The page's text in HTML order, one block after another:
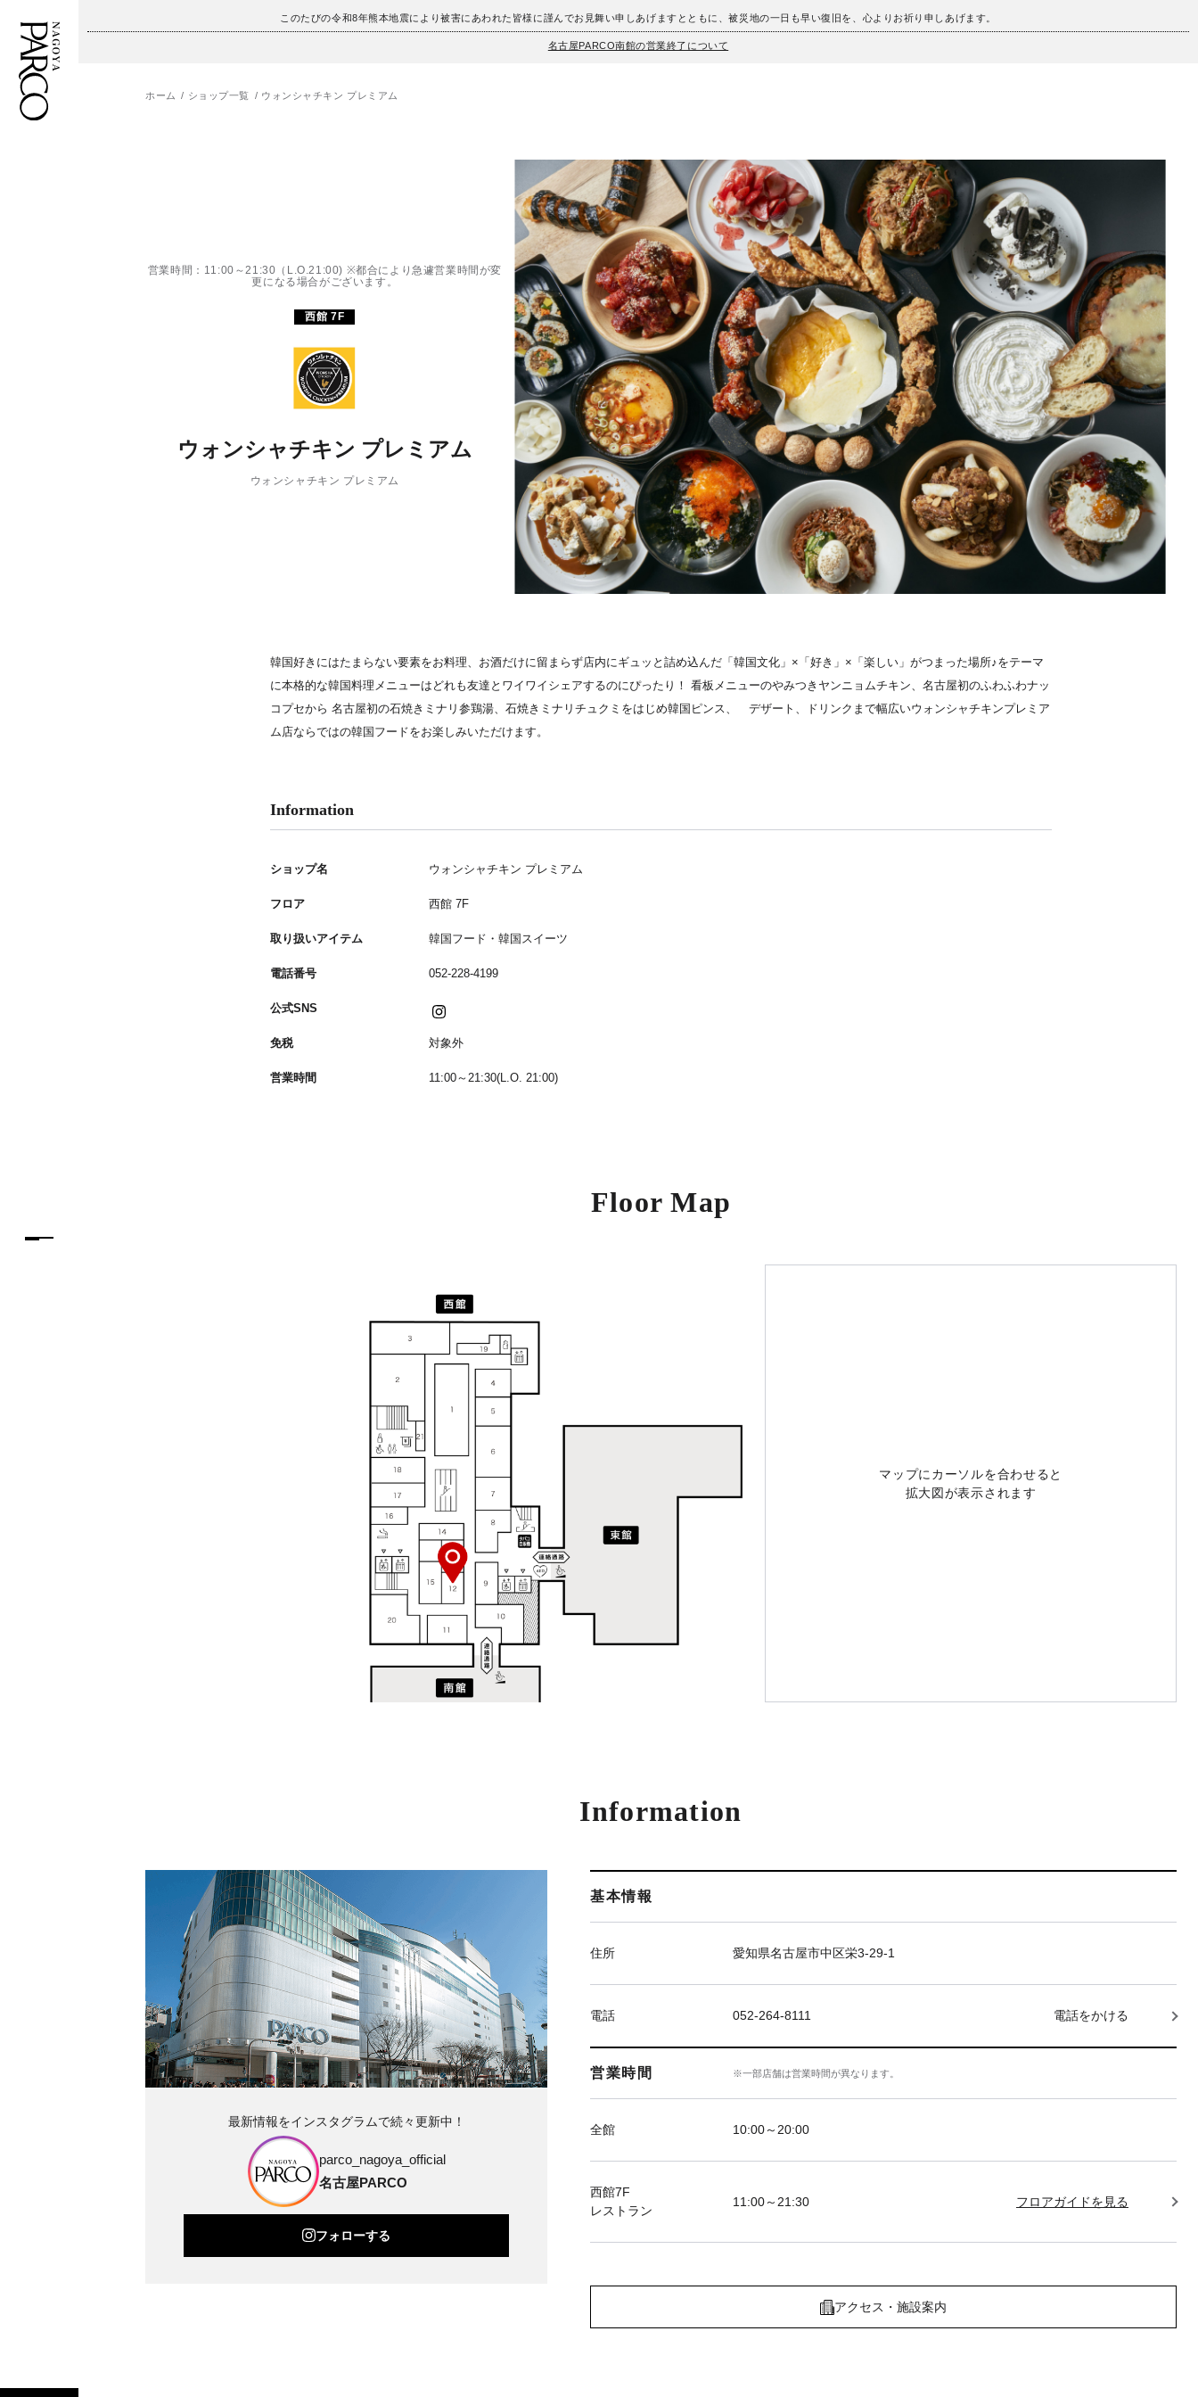
このたびの令和8年熊本地震により被害にあわれた皆様に謹んでお見舞い申しあげますとともに、被災地の一日も早い復旧を、心よりお祈り申しあげます。
名古屋PARCO南館の営業終了について
ホーム ショップ一覧 ウォンシャチキン プレミアム
営業時間：11:00～21:30（L.O.21:00) ※都合により急遽営業時間が変
更になる場合がございます。
西館 7F
ウォンシャチキン プレミアム
ウォンシャチキン プレミアム
韓国好きにはたまらない要素をお料理、お酒だけに留まらず店内にギュッと詰め込んだ「韓国文化」×「好き」×「楽しい」がつまった場所♪をテーマ
に本格的な韓国料理メニューはどれも友達とワイワイシェアするのにぴったり！ 看板メニューのやみつきヤンニョムチキン、名古屋初のふわふわナッ
コプセから 名古屋初の石焼きミナリ参鶏湯、石焼きミナリチュクミをはじめ韓国ピンス、 デザート、ドリンクまで幅広いウォンシャチキンプレミア
ム店ならではの韓国フードをお楽しみいただけます。
Information
ショップ名 ウォンシャチキン プレミアム
フロア 西館 7F
取り扱いアイテム 韓国フード・韓国スイーツ
電話番号 052-228-4199
公式SNS
免税 対象外
営業時間 11:00～21:30(L.O. 21:00)
Floor Map
マップにカーソルを合わせると
拡大図が表示されます
Information
基本情報
住所 愛知県名古屋市中区栄3-29-1
電話 052-264-8111 電話をかける
営業時間 ※一部店舗は営業時間が異なります。
全館 10:00～20:00
西館7F
レストラン
11:00～21:30 フロアガイドを見る
アクセス・施設案内
最新情報をインスタグラムで続々更新中！
parco_nagoya_official
名古屋PARCO
フォローする